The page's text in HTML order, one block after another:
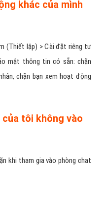
khác của mình
(Thiết lập) > Cài đặt riêng tư
mật thông tin có sẵn: chặn
chặn bạn xem hoạt động
tôi không vào
khi tham gia vào phòng chat